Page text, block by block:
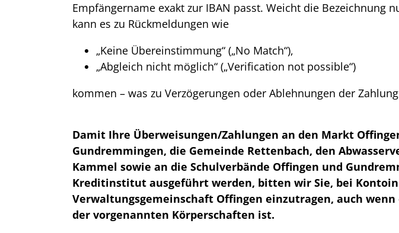
Empfängername exakt zur IBAN passt. Weicht die Bezeichnung
kann es zu Rückmeldungen wie
„Keine Übereinstimmung“ („No Match“),
„Abgleich nicht möglich“ („Verification not possible“)
kommen – was zu Verzögerungen oder Ablehnungen der
Damit Ihre Überweisungen/Zahlungen an den Markt
Gundremmingen, die Gemeinde Rettenbach, den
Kammel sowie an die Schulverbände Offingen und
Kreditinstitut ausgeführt werden, bitten wir Sie, bei
Verwaltungsgemeinschaft Offingen einzutragen, auch wenn
der vorgenannten Körperschaften ist.